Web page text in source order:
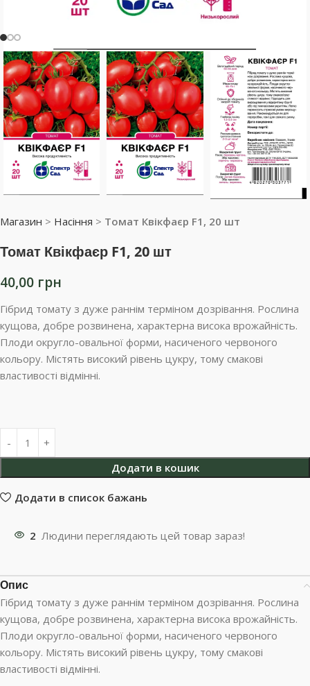
Магазин > Насіння > Томат Квікфаєр F1, 20 шт
Томат Квікфаєр F1, 20 шт
40,00 грн
Гібрид томату з дуже раннім терміном дозрівання. Рослина
кущова, добре розвинена, характерна висока врожайність.
Плоди округло-овальної форми, насиченого червоного
кольору. Містять високий рівень цукру, тому смакові
властивості відмінні.
Додати в кошик
Додати в список бажань
2 Людини переглядають цей товар зараз!
Опис
Гібрид томату з дуже раннім терміном дозрівання. Рослина
кущова, добре розвинена, характерна висока врожайність.
Плоди округло-овальної форми, насиченого червоного
кольору. Містять високий рівень цукру, тому смакові
властивості відмінні.